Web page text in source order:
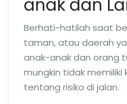
anak dan
Berhati-hatilah saat
taman, atau daerah
anak-anak dan orang
mungkin tidak memiliki
tentang risiko di jalan.